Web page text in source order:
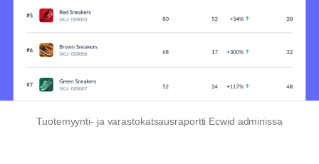
Tuotemyynti- ja varastokatsausraportti Ecwid adminissa